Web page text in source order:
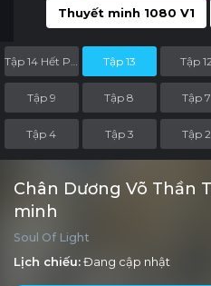
Thuyết minh 1080 V1
Tập 13 Tập 12
Tập 9 Tập 8 Tập 7
Tập 4 Tập 3 Tập 2
Chân Dương Võ Thần
minh
Soul Of Light
Lịch chiếu:Đang cập nhật